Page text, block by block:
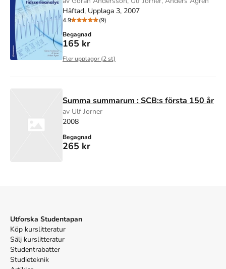
Häftad, Upplaga 3, 2007
4.9
(9)
Begagnad
165 kr
Fler upplagor (2st)
Summa summarum : SCB:s första 150 år
av Ulf Jorner
2008
Begagnad
265 kr
Utforska Studentapan
Köp kurslitteratur
Sälj kurslitteratur
Studentrabatter
Studieteknik